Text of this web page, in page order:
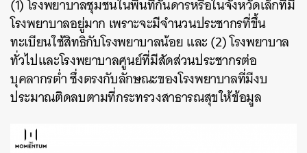
(1) โรงพยาบาลชุมชนในพื้นที่กันดารหรือในจังหวัดเล็กที่มี
โรงพยาบาลอยู่มาก เพราะจะมีจำนวนประชากรที่ขึ้น
ทะเบียนใช้สิทธิกับโรงพยาบาลน้อย และ (2) โรงพยาบาล
ทั่วไปและโรงพยาบาลศูนย์ที่มีสัดส่วนประชากรต่อ
บุคลากรต่ำ ซึ่งตรงกับลักษณะของโรงพยาบาลที่มีงบ
ประมาณติดลบตามที่กระทรวงสาธารณสุขให้ข้อมูล